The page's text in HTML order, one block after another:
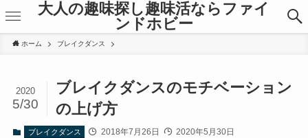
大人の趣味探し趣味活ならファイ
ンドホビー
ホーム ブレイクダンス
ブレイクダンスのモチベーション
の上げ方
2020
5/30
ブレイクダンス 2018年7月26日 2020年5月30日